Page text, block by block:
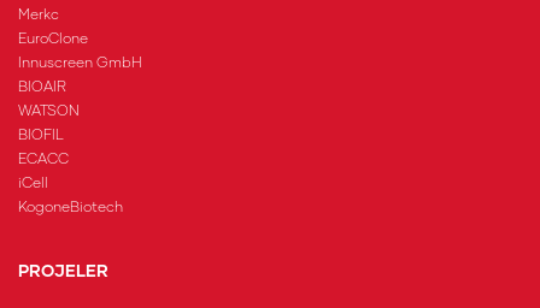
Merkc
EuroClone
Innuscreen GmbH
BIOAIR
WATSON
BIOFIL
ECACC
iCell
KogoneBiotech
PROJELER